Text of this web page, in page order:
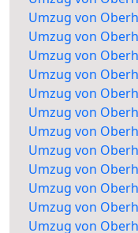
Umzug von
Umzug von
Umzug von
Umzug von
Umzug von
Umzug von
Umzug von
Umzug von
Umzug von
Umzug von
Umzug von
Umzug von